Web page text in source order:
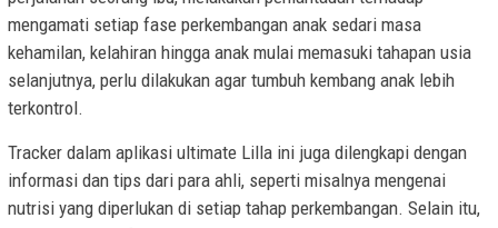
mengamati setiap fase perkembangan anak sedari masa
kehamilan, kelahiran hingga anak mulai memasuki tahapan usia
selanjutnya, perlu dilakukan agar tumbuh kembang anak lebih
terkontrol.
Tracker dalam aplikasi ultimate Lilla ini juga dilengkapi dengan
informasi dan tips dari para ahli, seperti misalnya mengenai
nutrisi yang diperlukan di setiap tahap perkembangan. Selain itu,